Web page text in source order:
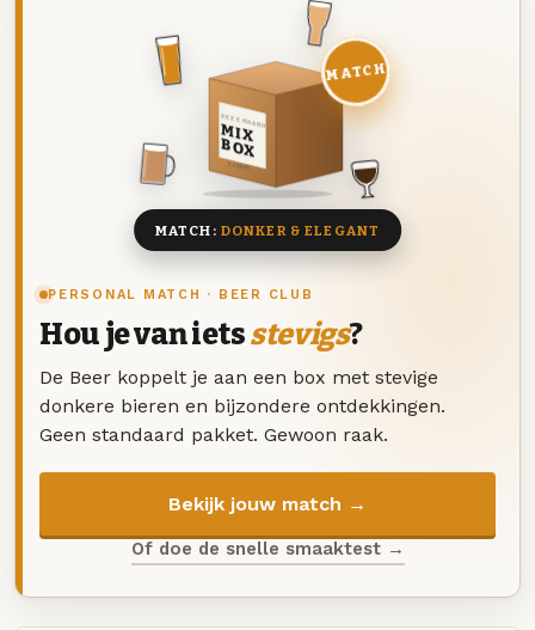
PERSONAL MATCH · BEER CLUB
Hou je van ietsstevigs?
De Beer koppelt je aan een box met stevige
donkere bieren en bijzondere ontdekkingen.
Geen standaard pakket. Gewoon raak.
Bekijk jouw match →
Of doe de snelle smaaktest →
DEZE MAAND
MIX
BOX
8 BIEREN
MATCH
MATCH: DONKER & ELEGANT